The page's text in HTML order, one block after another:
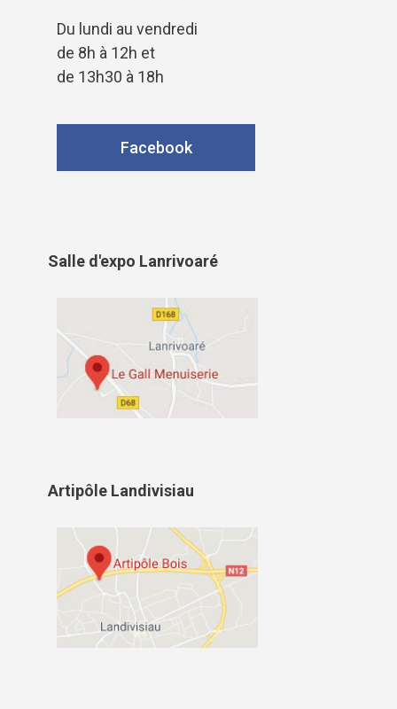
Du lundi au vendredi
de 8h à 12h et
de 13h30 à 18h
Facebook
Salle d'expo Lanrivoaré
Artipôle Landivisiau